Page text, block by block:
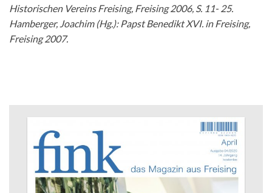
Historischen Vereins Freising, Freising 2006, S. 11- 25.
Hamberger, Joachim (Hg.): Papst BenediktXVI. in Freising,
Freising 2007.